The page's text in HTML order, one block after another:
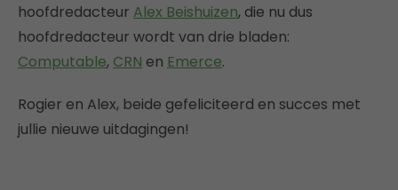
hoofdredacteur Alex Beishuizen, die nu dus
hoofdredacteur wordt van drie bladen:
Computable, CRN en Emerce.
Rogier en Alex, beide gefeliciteerd en succes met
jullie nieuwe uitdagingen!